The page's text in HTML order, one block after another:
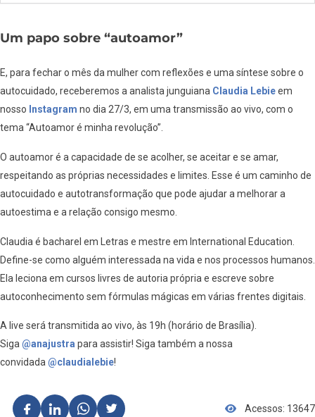
Um papo sobre “autoamor”
E, para fechar o mês da mulher com reflexões e uma síntese sobre o
autocuidado, receberemos a analista junguiana Claudia Lebieem
nosso Instagram no dia 27/3, em uma transmissão ao vivo, com o
tema “Autoamor é minha revolução”.
O autoamor é a capacidade de se acolher, se aceitar e se amar,
respeitando as próprias necessidades e limites. Esse é um caminho de
autocuidado e autotransformação que pode ajudar a melhorar a
autoestima e a relação consigo mesmo.
Claudia é bacharel em Letras e mestre em International Education.
Define-se como alguém interessada na vida e nos processos humanos.
Ela leciona em cursos livres de autoria própria e escreve sobre
autoconhecimento sem fórmulas mágicas em várias frentes digitais.
A live será transmitida ao vivo, às 19h (horário de Brasília).
Siga @anajustra para assistir! Siga também a nossa
convidada @claudialebie!
Acessos: 13647